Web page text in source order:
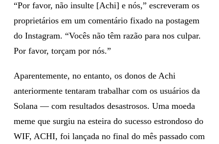
“Por favor, não insulte [Achi] e nós,” escreveram os
proprietários em um comentário fixado na postagem
do Instagram. “Vocês não têm razão para nos culpar.
Por favor, torçam por nós.”
Aparentemente, no entanto, os donos de Achi
anteriormente tentaram trabalhar com os usuários da
Solana — com resultados desastrosos. Uma moeda
meme que surgiu na esteira do sucesso estrondoso do
WIF, ACHI, foi lançada no final do mês passado com